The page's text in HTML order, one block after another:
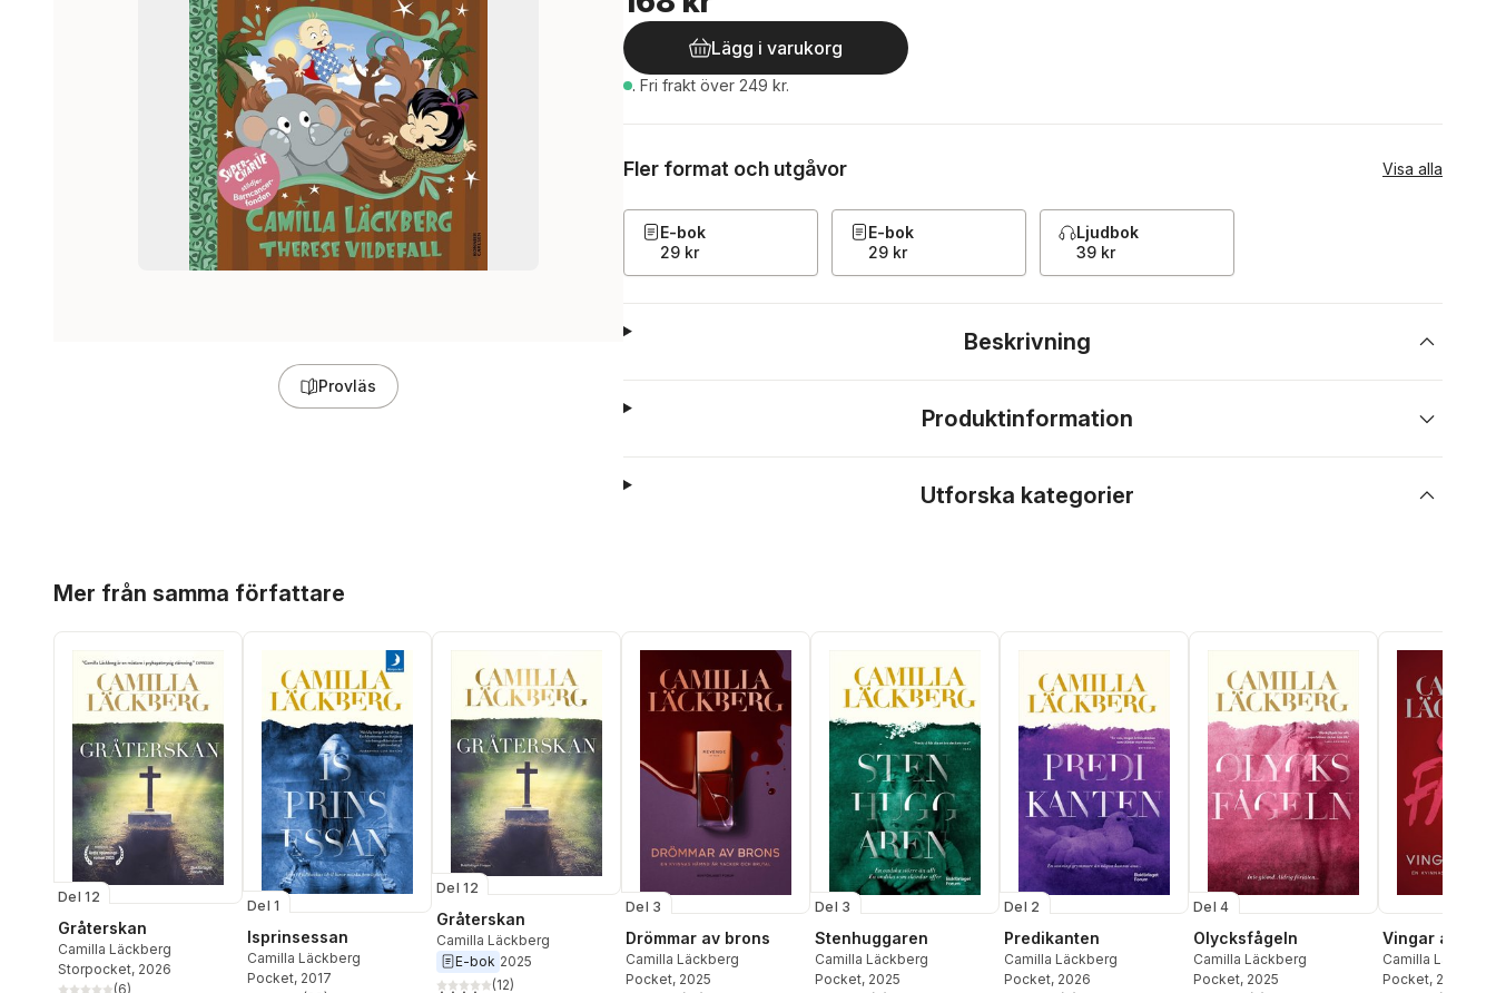
Provläs
Lägg i varukorg
. Fri frakt över 249 kr.
Fler format och utgåvor Visa alla
E-bok
29 kr
E-bok
29 kr
Ljudbok
39 kr
Beskrivning
Produktinformation
Utforska kategorier
Mer från samma författare
Del 12
Gråterskan
Camilla Läckberg
Storpocket, 2026
(6)
Del 1
Isprinsessan
Camilla Läckberg
Pocket, 2017
Del 12
Gråterskan
Camilla Läckberg
E-bok 2025
(12)
Del 3
Drömmar av brons
Camilla Läckberg
Pocket, 2025
Del 3
Stenhuggaren
Camilla Läckberg
Pocket, 2025
Del 2
Predikanten
Camilla Läckberg
Pocket, 2026
Del 4
Olycksfågeln
Camilla Läckberg
Pocket, 2025
Vingar av
Camilla Läckberg
Pocket, 2021